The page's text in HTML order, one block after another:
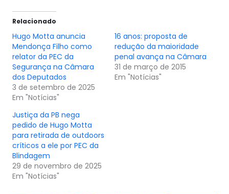
Relacionado
Hugo Motta anuncia
Mendonça Filho como
relator da PEC da
Segurança na Câmara
dos Deputados
3 de setembro de 2025
Em "Notícias"
16 anos: proposta de
redução da maioridade
penal avança na Câmara
31 de março de 2015
Em "Notícias"
Justiça da PB nega
pedido de Hugo Motta
para retirada de outdoors
críticos a ele por PEC da
Blindagem
29 de novembro de 2025
Em "Notícias"